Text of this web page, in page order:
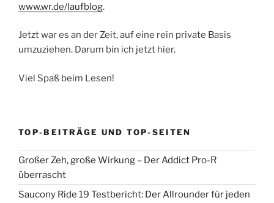
www.wr.de/laufblog.
Jetzt war es an der Zeit, auf eine rein private Basis
umzuziehen. Darum bin ich jetzt hier.
Viel Spaß beim Lesen!
TOP-BEITRÄGE UND TOP-SEITEN
Großer Zeh, große Wirkung – Der Addict Pro-R
überrascht
Saucony Ride 19 Testbericht: Der Allrounder für jeden